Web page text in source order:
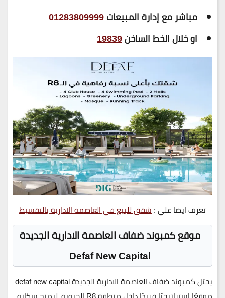
مباشر مع إدارة المبيعات01283809999
او خلال الخط الساخن19839
تعرف ايضا علي :شقق للبيع في العاصمة الادارية بالتقسيط
موقع كمبوند ضفاف العاصمة الادارية الجديدة
Defaf New Capital
يحتلكمبوند ضفاف العاصمة الادارية الجديدة defaf new capital